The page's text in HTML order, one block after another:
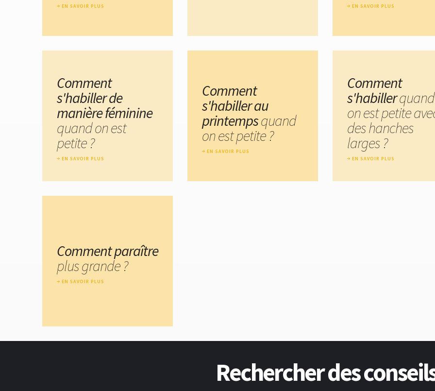
EN SAVOIR PLUS EN SAVOIR PLUS
Comment
s'habiller de
manière féminine
quand on est
petite ?
EN SAVOIR PLUS
Comment
s'habiller au
printempsquand
on est petite ?
EN SAVOIR PLUS
Comment
s'habillerquand
on est petite
des hanches
larges ?
EN SAVOIR PLUS
Comment paraître
plus grande ?
EN SAVOIR PLUS
Rechercher des